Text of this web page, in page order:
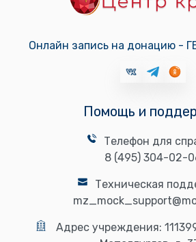
Онлайн запись на донацию -
Помощь и
Телефон для
8 (495) 304-02-
Техническая
Адрес учреждения: